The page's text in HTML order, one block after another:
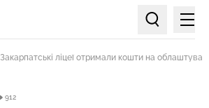
Пошук по
Закарпатські ліцеї отримали кошти на
912